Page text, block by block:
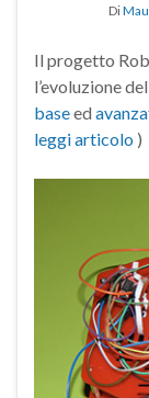
Di
Il progetto
l’evoluzione
baseed
leggi articolo )